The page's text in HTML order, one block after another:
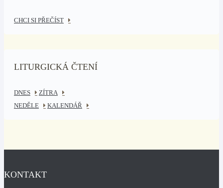
CHCI SI PŘEČÍST
LITURGICKÁ ČTENÍ
DNES
ZÍTRA
NEDĚLE
KALENDÁŘ
KONTAKT